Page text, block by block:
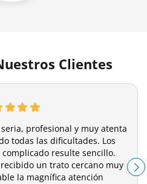
Clientes
seria, profesional y muy atenta
todas las dificultades. Los
resulte sencillo.
un trato cercano muy
la magnífica atención